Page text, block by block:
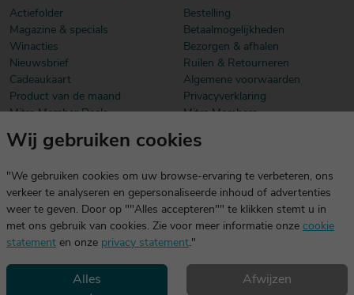
Actiefolder
Magazine & specials
Winacties
Nieuwsbrief
Cadeaukaart
Product van de maand
Mitra Member Deals
Bestelling
Betaalmogelijkheden
Bezorgen & afhalen
Ruilen & Retourneren
Algemene voorwaarden
Privacyverklaring
Mitra Members
Download onze app
dezelfde gegevens die je voor mitra.nl gebruikt.
Wij gebruiken cookies
"We gebruiken cookies om uw browse-ervaring te verbeteren, ons
verkeer te analyseren en gepersonaliseerde inhoud of advertenties
weer te geven. Door op ""Alles accepteren"" te klikken stemt u in
met ons gebruik van cookies. Zie voor meer informatie onze cookie
statement en onze privacy statement."
Alles
Afwijzen